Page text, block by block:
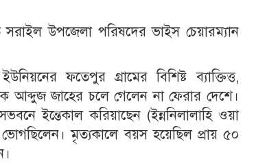
উপজেলা পরিষদের ভাইস চেয়ারম্যান
ফতেপুর গ্রামের বিশিষ্ট ব্যাক্তিত্ত,
আব্দুজ জাহের চলে গেলেন না ফেরার দেশে।
ইন্তেকাল করিয়াছেন (ইন্ননিলালাহি ওয়া
ভোগছিলেন। মৃত্যকালে বয়স হয়েছিল প্রায় ৫০